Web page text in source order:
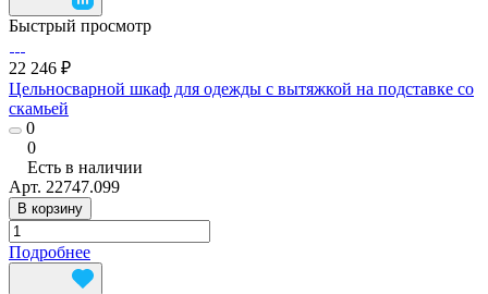
Быстрый просмотр
22 246 ₽
Цельносварной шкаф для одежды с вытяжкой на подставке со
скамьей
0
0
Есть в наличии
Арт. 22747.099
В корзину
Подробнее